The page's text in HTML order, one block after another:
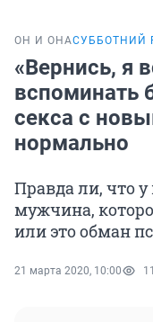
ОН И ОНАСУББОТНИЙ
«Вернись, я
вспоминать
секса с
нормально
Правда ли, что
мужчина,
или это обман
21 марта 2020, 10:00